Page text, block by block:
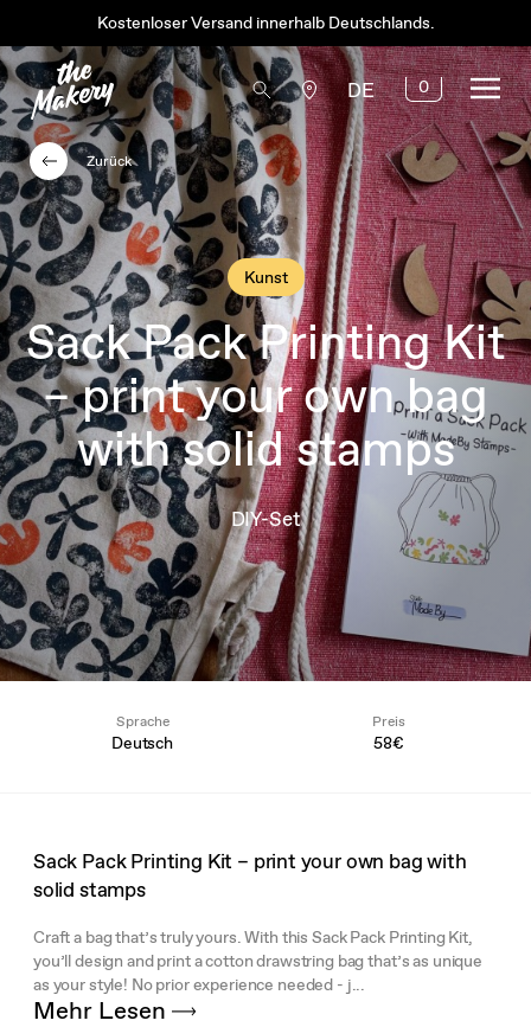
Kostenloser Versand innerhalb Deutschlands.
DE 0
Kunst
Sack Pack Printing Kit
– print your own bag
with solid stamps
DIY-Set
Zurück
Sprache
Deutsch
Preis
58€
Sack Pack Printing Kit – print your own bag with
solid stamps
Craft a bag that’s truly yours. With this Sack Pack Printing Kit,
you’ll design and print a cotton drawstring bag that’s as unique
as your style! No prior experience needed - j...
Mehr Lesen